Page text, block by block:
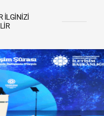
İLGINIZI